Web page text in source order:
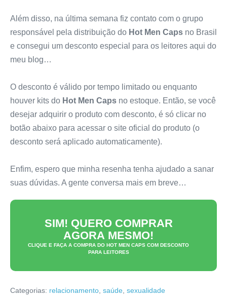
Além disso, na última semana fiz contato com o grupo
responsável pela distribuição do Hot Men Caps no Brasil
e consegui um desconto especial para os leitores aqui do
meu blog…
O desconto é válido por tempo limitado ou enquanto
houver kits do Hot Men Caps no estoque. Então, se você
desejar adquirir o produto com desconto, é só clicar no
botão abaixo para acessar o site oficial do produto (o
desconto será aplicado automaticamente).
Enfim, espero que minha resenha tenha ajudado a sanar
suas dúvidas. A gente conversa mais em breve…
SIM! QUERO COMPRAR
AGORA MESMO!
CLIQUE E FAÇA A COMPRA DO HOT MEN CAPS COM DESCONTO
PARA LEITORES
Categorias: relacionamento saúde sexualidade